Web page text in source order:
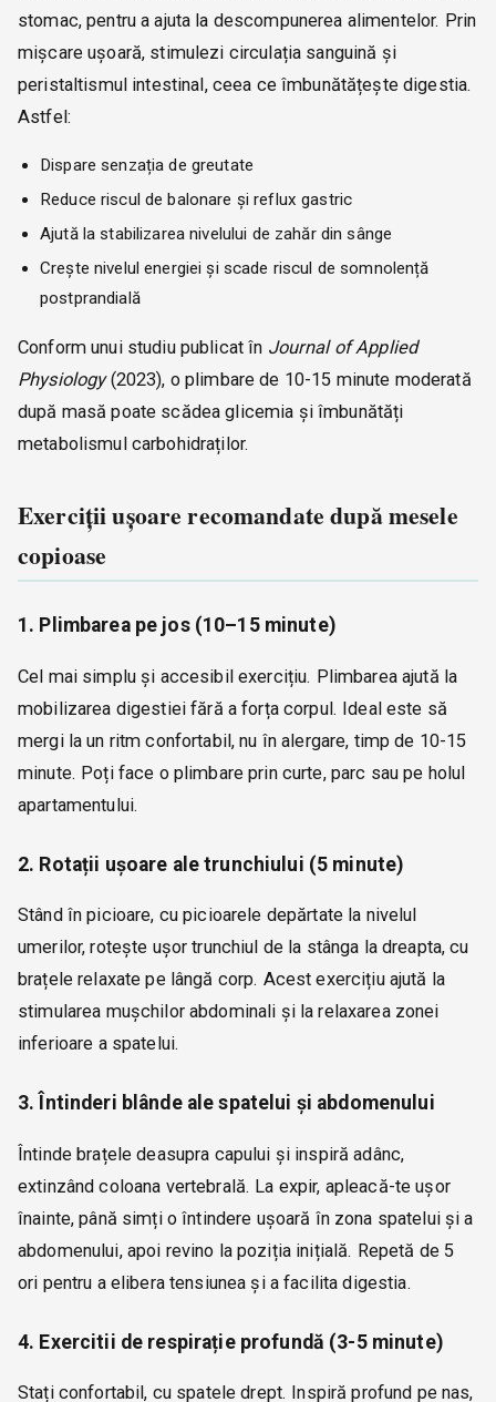
stomac, pentru a ajuta la descompunerea alimentelor. Prin
mișcare ușoară, stimulezi circulația sanguină și
peristaltismul intestinal, ceea ce îmbunătățește digestia.
Astfel:
Dispare senzația de greutate
Reduce riscul de balonare și reflux gastric
Ajută la stabilizarea nivelului de zahăr din sânge
Crește nivelul energiei și scade riscul de somnolență
postprandială
Conform unui studiu publicat în Journal of Applied
Physiology(2023), o plimbare de 10-15 minute moderată
după masă poate scădea glicemia și îmbunătăți
metabolismul carbohidraților.
Exerciții ușoare recomandate după mesele
copioase
1. Plimbarea pe jos (10–15 minute)
Cel mai simplu și accesibil exercițiu. Plimbarea ajută la
mobilizarea digestiei fără a forța corpul. Ideal este să
mergi la un ritm confortabil, nu în alergare, timp de 10-15
minute. Poți face o plimbare prin curte, parc sau pe holul
apartamentului.
2. Rotații ușoare ale trunchiului (5 minute)
Stând în picioare, cu picioarele depărtate la nivelul
umerilor, rotește ușor trunchiul de la stânga la dreapta, cu
brațele relaxate pe lângă corp. Acest exercițiu ajută la
stimularea mușchilor abdominali și la relaxarea zonei
inferioare a spatelui.
3. Întinderi blânde ale spatelui și abdomenului
Întinde brațele deasupra capului și inspiră adânc,
extinzând coloana vertebrală. La expir, apleacă-te ușor
înainte, până simți o întindere ușoară în zona spatelui și a
abdomenului, apoi revino la poziția inițială. Repetă de 5
ori pentru a elibera tensiunea și a facilita digestia.
4. Exercitii de respirație profundă (3-5 minute)
Stați confortabil, cu spatele drept. Inspiră profund pe nas,